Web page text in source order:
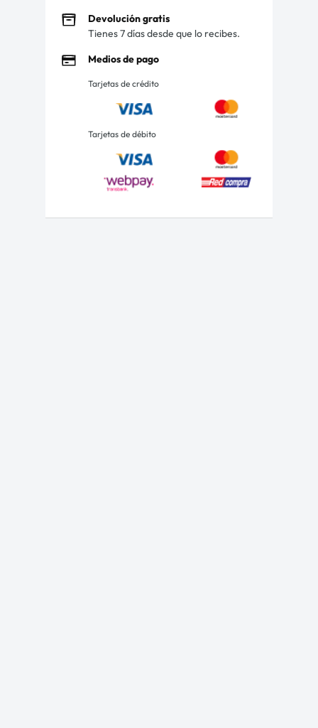
Devolución gratis
Tienes 7 días desde que lo recibes.
Medios de pago
Tarjetas de crédito
Tarjetas de débito